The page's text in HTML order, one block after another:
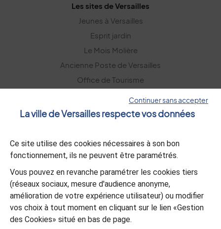
Les sites de Versailles
Jeunes à Versailles
Esprit jardin
Le Mois Molière
Ancienne Poste de Versailles
Office de Tourisme
S’abonner
L’appli Versailles
Télécharger
Continuer sans accepter
La ville de Versailles respecte vos données
Ce site utilise des cookies nécessaires à son bon
fonctionnement, ils ne peuvent être paramétrés.
Vous pouvez en revanche paramétrer les cookies tiers
(réseaux sociaux, mesure d'audience anonyme,
amélioration de votre expérience utilisateur) ou modifier
vos choix à tout moment en cliquant sur le lien «Gestion
des Cookies» situé en bas de page.